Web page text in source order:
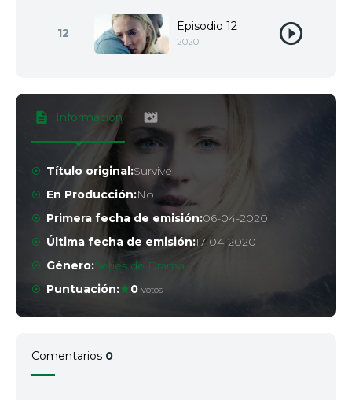
12 Episodio 12
2020
Información
Título original:Survive
En Producción:No
Primera fecha de emisión:06-04-2020
Última fecha de emisión:17-04-2020
Género:Series de Drama
Puntuación:
0 votos
Comentarios 0